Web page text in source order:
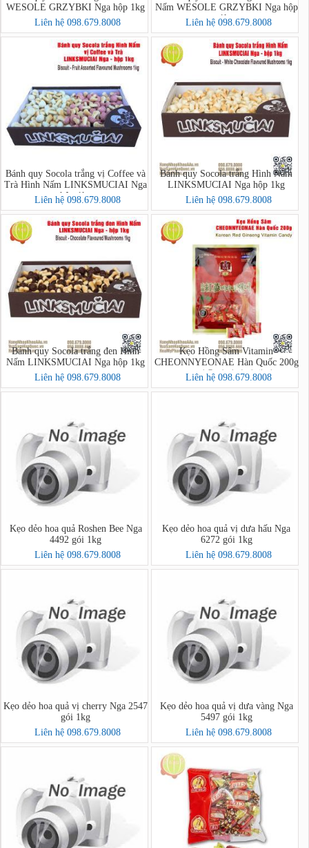
WESOLE GRZYBKI Nga hộp 1kg
Liên hệ 098.679.8008
Nấm WESOLE GRZYBKI Nga hộp
1kg
Liên hệ 098.679.8008
Bánh quy Socola trắng vị Coffee và
Trà Hình Nấm LINKSMUCIAI Nga
hộp 1kg
Liên hệ 098.679.8008
Bánh quy Socola trắng Hình Nấm
LINKSMUCIAI Nga hộp 1kg
Liên hệ 098.679.8008
Bánh quy Socola trắng đen Hình
Nấm LINKSMUCIAI Nga hộp 1kg
Liên hệ 098.679.8008
Kẹo Hồng Sâm Vitamin
CHEONNYEONAE Hàn Quốc 200g
- 고려홍삼비타민캔디
Liên hệ 098.679.8008
Kẹo dẻo hoa quả Roshen Bee Nga
4492 gói 1kg
Liên hệ 098.679.8008
Kẹo dẻo hoa quả vị dưa hấu Nga
6272 gói 1kg
Liên hệ 098.679.8008
Kẹo dẻo hoa quả vị cherry Nga 2547
gói 1kg
Liên hệ 098.679.8008
Kẹo dẻo hoa quả vị dưa vàng Nga
5497 gói 1kg
Liên hệ 098.679.8008